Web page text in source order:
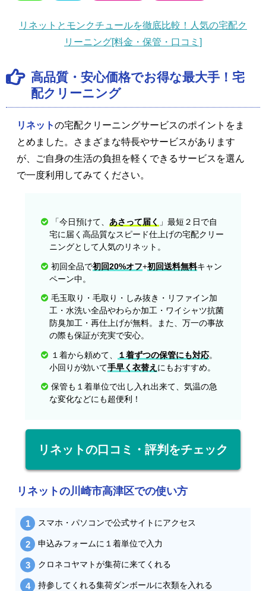
リネットとモンクチュールを徹底比較！人気の宅配ク
リーニング[料金・保管・口コミ]
高品質・安心価格でお得な最大手！宅
配クリーニング
リネットの宅配クリーニングサービスのポイントをま
とめました。さまざまな特長やサービスがあります
が、ご自身の生活の負担を軽くできるサービスを選ん
で一度利用してみてください。
「今日預けて、あさって届く 」最短２日で自
宅に届く高品質なスピード仕上げの宅配クリー
ニングとして人気のリネット。
初回全品で初回20%オフ+初回送料無料キャン
ペーン中。
毛玉取り・毛取り・しみ抜き・リファイン加
工・水洗い全品やわらか加工・ワイシャツ抗菌
防臭加工・再仕上げが無料。また、万一の事故
の際も保証が充実で安心。
１着から頼めて、 １着ずつの保管にも対応。
小回りが効いて手早く衣替え にもおすすめ。
保管も１着単位で出し入れ出来て、気温の急
な変化などにも超便利！
リネットの口コミ・評判をチェック
リネットの川崎市高津区での使い方
スマホ・パソコンで公式サイトにアクセス
申込みフォームに１着単位で入力
クロネコヤマトが集荷に来てくれる
持参してくれる集荷ダンボールに衣類を入れる